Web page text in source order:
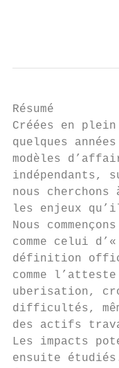
Résumé
Créées en
quelques
modèles
indépendants,
nous
les enjeux
Nous
comme celui
définition
comme
uberisation,
difficultés,
des actifs
Les impacts
ensuite